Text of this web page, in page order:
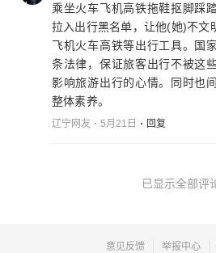
乘坐火车飞机高铁拖鞋抠脚踩
拉入出行黑名单，让他(她)不文
飞机火车高铁等出行工具。国
条法律，保证旅客出行不被这
影响旅游出行的心情。同时也
整体素养。
辽宁网友 5月21日 回复
已显示全部评
意见反馈 举报中心